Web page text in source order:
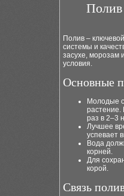
Полив
Полив –
системы и
засухе, морозам
условия.
Основные
Молодые
растение.
раз в 2–3
Лучшее
успевает
Вода
корней.
Для
корой.
Связь